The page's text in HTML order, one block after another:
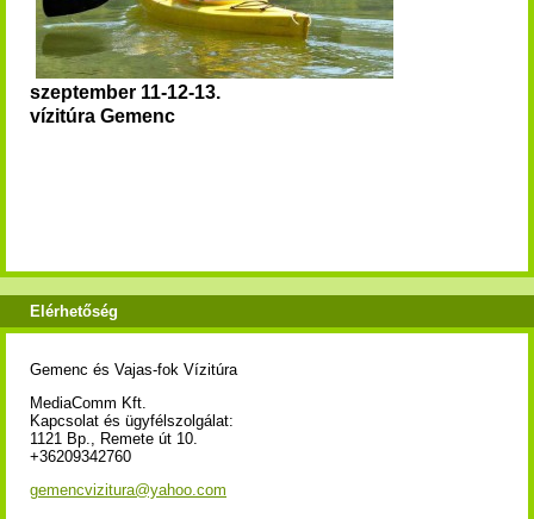
szeptember 11-12-13.
vízitúra Gemenc
Elérhetőség
Gemenc és Vajas-fok Vízitúra
MediaComm Kft.
Kapcsolat és ügyfélszolgálat:
1121 Bp., Remete út 10.
+36209342760
gemencvizitura@yahoo.com